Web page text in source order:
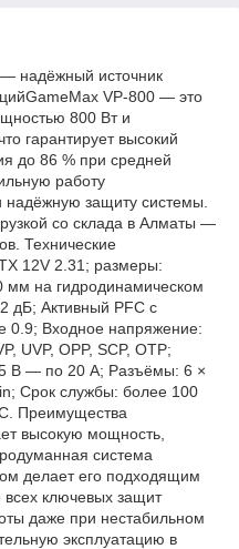
надёжный источник
VP‑800 — это
800 Вт и
гарантирует высокий
до 86 % при средней
работу
надёжную защиту системы.
со склада в Алматы —
Технические
12V 2.31; размеры:
мм на гидродинамическом
дБ; Активный PFC с
Входное напряжение:
UVP, OPP, SCP, OTP;
В — по 20 A; Разъёмы: 6 ×
Срок службы: более 100
Преимущества
высокую мощность,
система
делает его подходящим
ключевых защит
даже при нестабильном
эксплуатацию в